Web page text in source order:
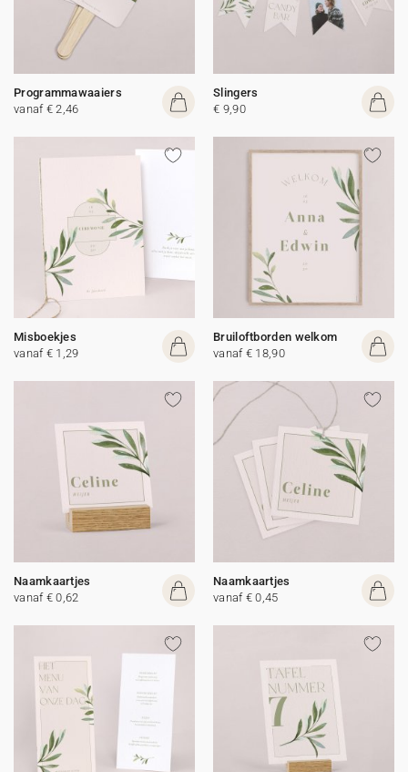
Programmawaaiers
vanaf € 2,46
Slingers
€ 9,90
Misboekjes
vanaf € 1,29
Bruiloftborden welkom
vanaf € 18,90
Naamkaartjes
vanaf € 0,62
Naamkaartjes
vanaf € 0,45